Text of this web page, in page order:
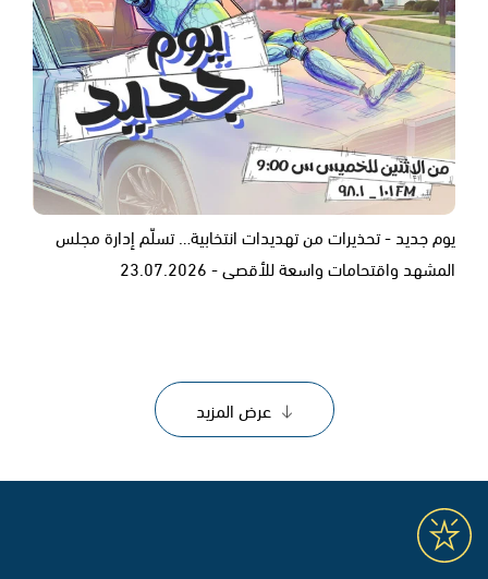
يوم جديد - تحذيرات من تهديدات انتخابية… تسلّم إدارة مجلس
المشهد واقتحامات واسعة للأقصى - 23.07.2026
عرض المزيد